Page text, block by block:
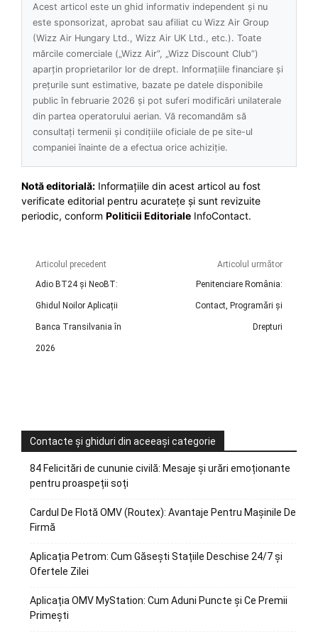
Acest articol este un ghid informativ independent și nu
este sponsorizat, aprobat sau afiliat cu Wizz Air Group
(Wizz Air Hungary Ltd., Wizz Air UK Ltd., etc.). Toate
mărcile comerciale („Wizz Air”, „Wizz Discount Club”)
aparțin proprietarilor lor de drept. Informațiile financiare și
prețurile sunt estimative, bazate pe datele disponibile
public în februarie 2026 și pot suferi modificări unilaterale
din partea operatorului aerian. Vă recomandăm să
consultați termenii și condițiile oficiale de pe site-ul
companiei înainte de a efectua orice achiziție.
Notă editorială: Informațiile din acest articol au fost
verificate editorial pentru acuratețe și sunt revizuite
periodic, conform Politicii Editoriale InfoContact.
Articolul precedent
Adio BT24 și NeoBT:
Ghidul Noilor Aplicații
Banca Transilvania în
2026
Articolul următor
Penitenciare România:
Contact, Programări și
Drepturi
Contacte și ghiduri din aceeași categorie
84 Felicitări de cununie civilă: Mesaje și urări emoționante
pentru proaspeții soți
Cardul De Flotă OMV (Routex): Avantaje Pentru Mașinile De
Firmă
Aplicația Petrom: Cum Găsești Stațiile Deschise 24/7 și
Ofertele Zilei
Aplicația OMV MyStation: Cum Aduni Puncte și Ce Premii
Primești